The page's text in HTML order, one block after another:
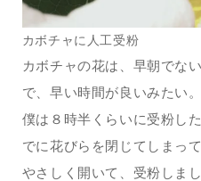
カボチャに人工受粉
カボチャの花は、早朝でな
で、早い時間が良いみたい。
僕は８時半くらいに受粉し
でに花びらを閉じてしまっ
やさしく開いて、受粉しまし